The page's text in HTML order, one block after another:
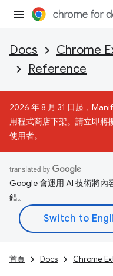
Docs Chrome
Reference
2026 年 8 月 31 日起，
用程式商店下架。請立即將
使用者。
Google 會運用 AI 技術將內
錯。
首頁 Docs Chrome